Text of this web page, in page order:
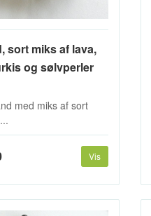
sort miks af lava,
og sølvperler
med miks af sort
Vis